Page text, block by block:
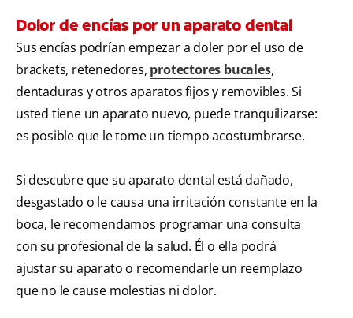
Dolor de encías por un aparato dental
Sus encías podrían empezar a doler por el uso de
brackets, retenedores, protectores bucales,
dentaduras y otros aparatos fijos y removibles. Si
usted tiene un aparato nuevo, puede tranquilizarse:
es posible que le tome un tiempo acostumbrarse.
Si descubre que su aparato dental está dañado,
desgastado o le causa una irritación constante en la
boca, le recomendamos programar una consulta
con su profesional de la salud. Él o ella podrá
ajustar su aparato o recomendarle un reemplazo
que no le cause molestias ni dolor.